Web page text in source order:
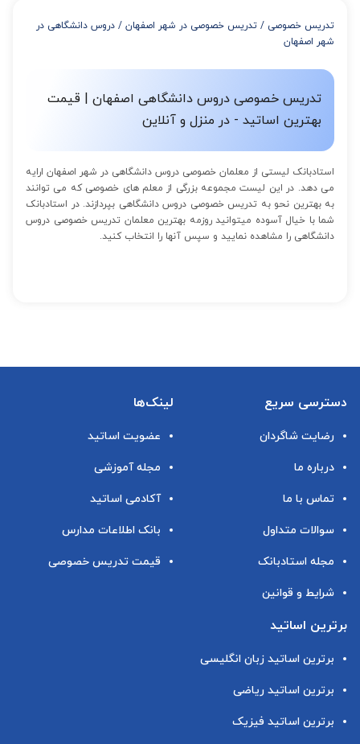
از 12 تا 15 جلسه: 7% تخفیف
از 16 تا 100 جلسه: 9% تخفیف
تدریس خصوصی / تدریس خصوصی در شهر اصفهان / دروس دانشگاهی در
شهر اصفهان
تدریس خصوصی دروس دانشگاهی اصفهان | قیمت
بهترین اساتید - در منزل و آنلاین
استادبانک لیستی از معلمان خصوصی دروس دانشگاهی در شهر اصفهان ارایه
می دهد. در این لیست مجموعه بزرگی از معلم های خصوصی که می توانند
به بهترین نحو به تدریس خصوصی دروس دانشگاهی بپردازند. در استادبانک
شما با خیال آسوده میتوانید روزمه بهترین معلمان تدریس خصوصی دروس
دانشگاهی را مشاهده نمایید و سپس آنها را انتخاب کنید.
دسترسی سریع
رضایت شاگردان
درباره ما
تماس با ما
سوالات متداول
مجله استادبانک
شرایط و قوانین
لینک‌ها
عضویت اساتید
مجله آموزشی
آکادمی اساتید
بانک اطلاعات مدارس
قیمت تدریس خصوصی
برترین اساتید
برترین اساتید زبان انگلیسی
برترین اساتید ریاضی
برترین اساتید فیزیک